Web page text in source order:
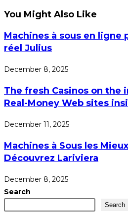
You Might Also Like
Machines à sous en ligne
réel Julius
December 8, 2025
The fresh Casinos on the
Real-Money Web sites
December 11, 2025
Machines à Sous les
Découvrez Lariviera
December 8, 2025
Search
Search